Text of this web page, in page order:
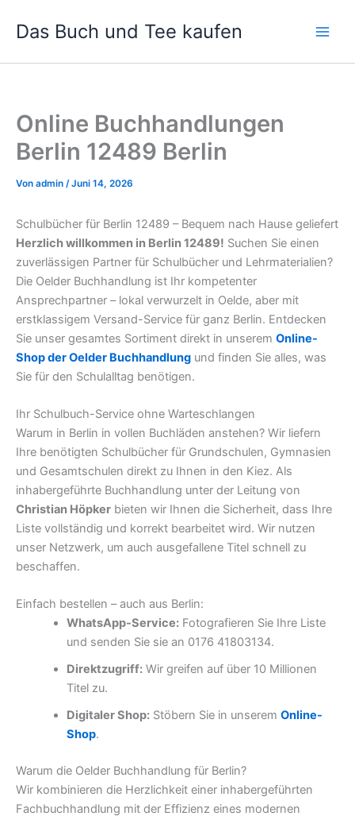
InhaltDas Buch und Tee kaufen
Online Buchhandlungen
Berlin 12489 Berlin
Von admin /Juni 14, 2026
Schulbücher für Berlin 12489 – Bequem nach Hause geliefert
Herzlich willkommen in Berlin 12489! Suchen Sie einen
zuverlässigen Partner für Schulbücher und Lehrmaterialien?
Die Oelder Buchhandlung ist Ihr kompetenter
Ansprechpartner – lokal verwurzelt in Oelde, aber mit
erstklassigem Versand-Service für ganz Berlin. Entdecken
Sie unser gesamtes Sortiment direkt in unserem Online-
Shop der Oelder Buchhandlung und finden Sie alles, was
Sie für den Schulalltag benötigen.
Ihr Schulbuch-Service ohne Warteschlangen
Warum in Berlin in vollen Buchläden anstehen? Wir liefern
Ihre benötigten Schulbücher für Grundschulen, Gymnasien
und Gesamtschulen direkt zu Ihnen in den Kiez. Als
inhabergeführte Buchhandlung unter der Leitung von
Christian Höpker bieten wir Ihnen die Sicherheit, dass Ihre
Liste vollständig und korrekt bearbeitet wird. Wir nutzen
unser Netzwerk, um auch ausgefallene Titel schnell zu
beschaffen.
Einfach bestellen – auch aus Berlin:
WhatsApp-Service:Fotografieren Sie Ihre Liste
und senden Sie sie an 0176 41803134.
Direktzugriff:Wir greifen auf über 10 Millionen
Titel zu.
Digitaler Shop:Stöbern Sie in unserem Online-
Shop.
Warum die Oelder Buchhandlung für Berlin?
Wir kombinieren die Herzlichkeit einer inhabergeführten
Fachbuchhandlung mit der Effizienz eines modernen